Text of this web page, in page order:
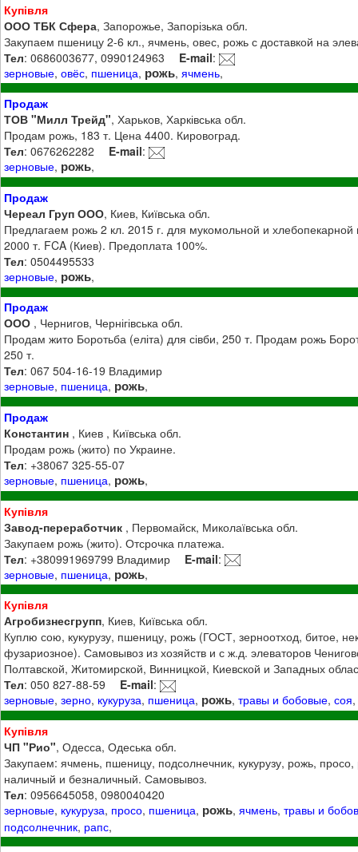
Купівля
ООО ТБК Сфера, Запорожье, Запорізька обл.
Закупаем пшеницу 2-6 кл., ячмень, овес, рожь с доставкой на
Тел: 0686003677, 0990124963 E-mail:
зерновые,овёс, пшеница, рожь,ячмень,
Продаж
ТОВ "Милл Трейд", Харьков, Харківська обл.
Продам рожь, 183 т. Цена 4400. Кировоград.
Тел: 0676262282 E-mail:
зерновые, рожь,
Продаж
Череал Груп ООО, Киев, Київська обл.
Предлагаем рожь 2 кл. 2015 г. для мукомольной и
2000 т. FCA (Киев). Предоплата 100%.
Тел: 0504495533
зерновые, рожь,
Продаж
ООО , Чернигов, Чернігівська обл.
Продам жито Боротьба (еліта) для сівби, 250 т. Продам рожь
250 т.
Тел: 067 504-16-19 Владимир
зерновые, пшеница, рожь,
Продаж
Константин , Киев , Київська обл.
Продам рожь (жито) по Украине.
Тел: +38067 325-55-07
зерновые, пшеница, рожь,
Купівля
Завод-переработчик , Первомайск, Миколаївська обл.
Закупаем рожь (жито). Отсрочка платежа.
Тел: +380991969799 Владимир E-mail:
зерновые, пшеница, рожь,
Купівля
Агробизнесгрупп, Киев, Київська обл.
Куплю сою, кукурузу, пшеницу, рожь (ГОСТ, зерноотход, битое,
фузариозное). Самовывоз из хозяйств и с ж.д. элеваторов
Полтавской, Житомирской, Винницкой, Киевской и Западных
Тел: 050 827-88-59 E-mail:
зерновые,зерно, кукуруза, пшеница, рожь,травы и бобовые,соя,
Купівля
ЧП "Рио", Одесса, Одеська обл.
Закупаем: ячмень, пшеницу, подсолнечник, кукурузу, рожь,
наличный и безналичный. Самовывоз.
Тел: 0956645058, 0980040420
зерновые, кукуруза, просо, пшеница, рожь,ячмень,травы и
подсолнечник, рапс,